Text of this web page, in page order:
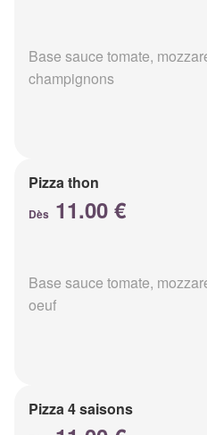
Base sauce tomate,
champignons
Pizza thon
Dès 11.00 €
Base sauce tomate,
oeuf
Pizza 4 saisons